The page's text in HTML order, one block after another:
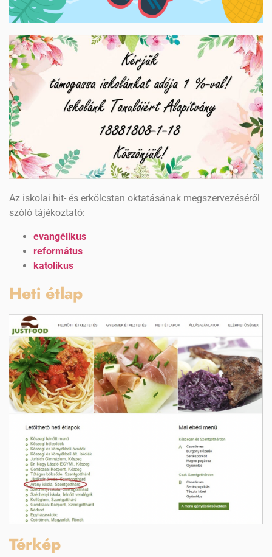
Az iskolai hit- és erkölcstan oktatásának megszervezéséről
szóló tájékoztató:
evangélikus
református
katolikus
Heti étlap
Térkép